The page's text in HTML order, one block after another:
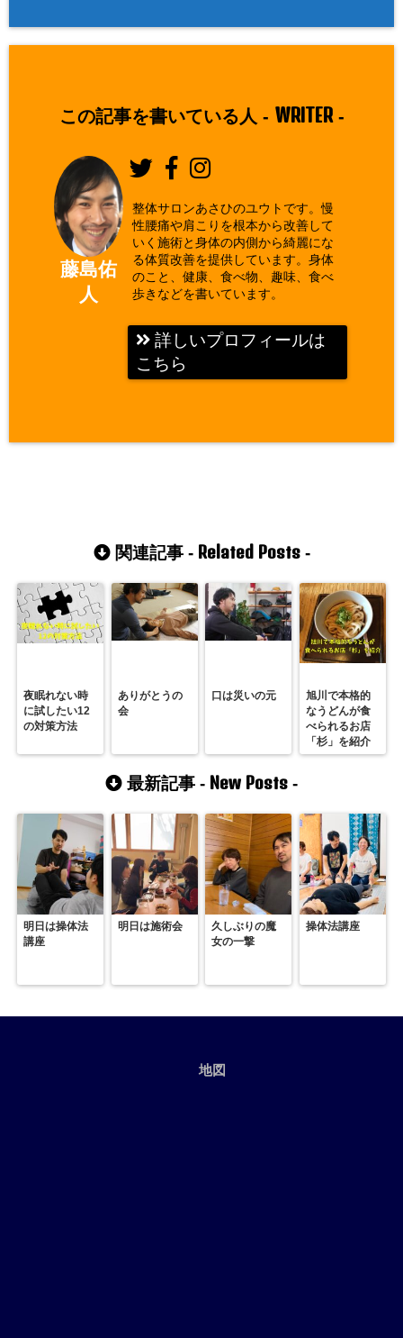
この記事を書いている人 - WRITER-
藤島佑
人
整体サロンあさひのユウトです。慢
性腰痛や肩こりを根本から改善して
いく施術と身体の内側から綺麗にな
る体質改善を提供しています。身体
のこと、健康、食べ物、趣味、食べ
歩きなどを書いています。
詳しいプロフィールは
こちら
関連記事 - Related Posts-
夜眠れない時
に試したい12
の対策方法
ありがとうの
会
口は災いの元
旭川で本格的
なうどんが食
べられるお店
「杉」を紹介
最新記事 - New Posts -
明日は操体法
講座
明日は施術会
久しぶりの魔
女の一撃
操体法講座
地図